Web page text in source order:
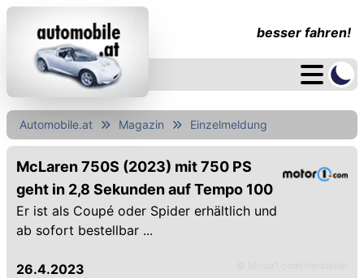
besser fahren!
Automobile.at Magazin Einzelmeldung
McLaren 750S (2023) mit 750 PS
geht in 2,8 Sekunden auf Tempo 100
Er ist als Coupé oder Spider erhältlich und
ab sofort bestellbar ...
26.4.2023